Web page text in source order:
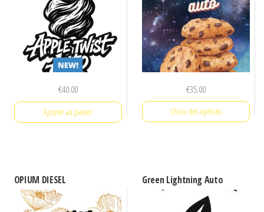
€40.00
Ajouter au panier
€35.00
Choix des options
plusieurs
variations.
OPIUM DIESEL Green Lightning Auto